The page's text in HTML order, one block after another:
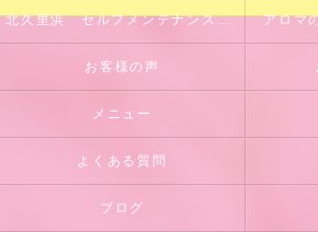
北久里浜 セルフメンテナンスのサポート アロマ
お客様の声
メニュー
よくある質問
ブログ